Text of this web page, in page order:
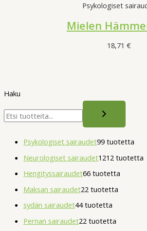
Haku
Psykologiset sairaudet99 tuotetta
Neurologiset sairaudet1212 tuotetta
Hengityssairaudet66 tuotetta
Maksan sairaudet22 tuotetta
sydän sairaudet44 tuotetta
Pernan sairaudet22 tuotetta
Psykologiset
Mielen
18,71 €